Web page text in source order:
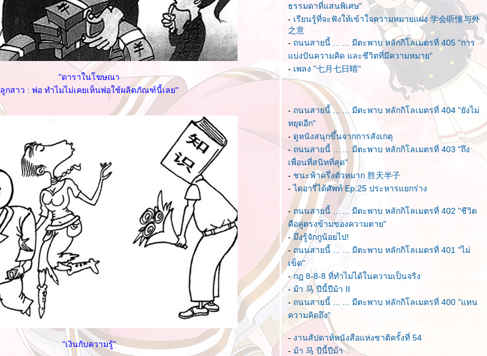
"ดาราในโฆษณา
ลูกสาว : พ่อ ทำไมไม่เคยเห็นพ่อใช้ผลิตภัณฑ์นี้เลย"
"เงินกับความรู้"
ธรรมดาที่แสนพิเศษ"
- เรียนรู้ที่จะฟังให้เข้าใจความหมายแฝง 学会听懂与外
之意
- ถนนสายนี้ ... ... มีตะพาบ หลักกิโลเมตรที่ 405 "การ
บ่งปันความคิด และชีวิตที่มีความหมาย"
- เพลง "七月七日晴"
- ถนนสายนี้ ... ... มีตะพาบ หลักกิโลเมตรที่ 404 "ยังไม่
หยุดอีก"
- ดูหนังสนุกขึ้นจากการสังเกตุ
- ถนนสายนี้ ... ... มีตะพาบ หลักกิโลเมตรที่ 403 "ถึง
เพื่อนที่สนิทที่สุด"
- ชนะฟ้าครึ่งตัวหมาก 胜天半子
-ไดอารี่ได้ศัพท์ Ep.25 ประหารแยกร่าง
- ถนนสายนี้ ... ... มีตะพาบ หลักกิโลเมตรที่ 402 "ชีวิต
คือคู่ตรงข้ามของความตาย"
-มึงรู้จักกูน้อยไป!
- ถนนสายนี้ ... ... มีตะพาบ หลักกิโลเมตรที่ 401 "ไม่
เข็ด"
-กฎ 8-8-8 ที่ทำไม่ได้ในความเป็นจริง
-ม้า 马 ปีนี้ปีม้า II
- ถนนสายนี้ ... ... มีตะพาบ หลักกิโลเมตรที่ 400 "แทน
ความคิดถึง"
- งานสัปดาห์หนังสือแห่งชาติครั้งที่ 54
- ม้า 马 ปีนี้ปีม้า